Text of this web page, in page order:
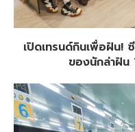
เปิดเทรนด์กินเพื่อฝัน!
ของนักล่าฝั